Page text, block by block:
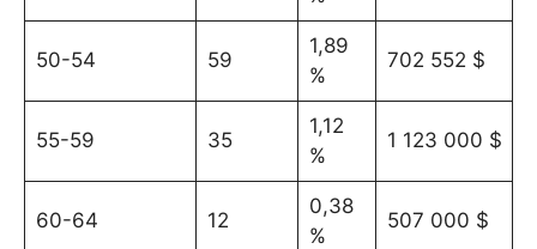
50-54 59
1,89
%
702 552 $
55-59 35
1,12
%
1 123 000 $
60-64 12
0,38
%
507 000 $